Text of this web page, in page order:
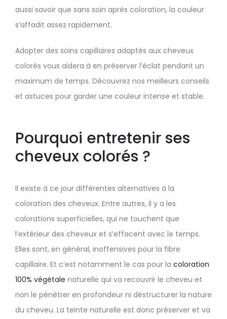
aussi savoir que sans soin après coloration, la couleur
s’affadit assez rapidement.
Adopter des soins capillaires adaptés aux cheveux
colorés vous aidera à en préserver l’éclat pendant un
maximum de temps. Découvrez nos meilleurs conseils
et astuces pour garder une couleur intense et stable.
Pourquoi entretenir ses
cheveux colorés ?
Il existe à ce jour différentes alternatives à la
coloration des cheveux. Entre autres, il y a les
colorations superficielles, qui ne touchent que
l’extérieur des cheveux et s’effacent avec le temps.
Elles sont, en général, inoffensives pour la fibre
capillaire. Et c’est notamment le cas pour la coloration
100% végétale naturelle qui va recouvrir le cheveu et
non le pénétrer en profondeur ni déstructurer la nature
du cheveu. La teinte naturelle est donc préserver et va